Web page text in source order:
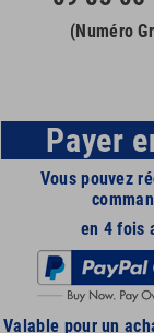
(Numéro
Payer
Vous pouvez
en 4 fois
Valable pour un